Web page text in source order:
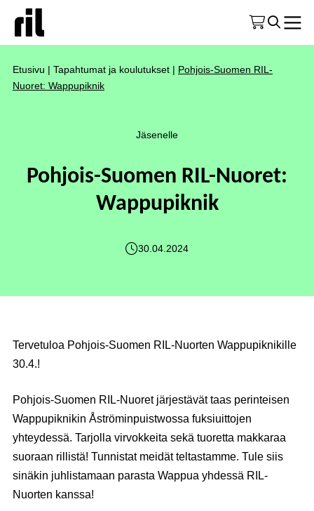
Etusivu | Tapahtumat ja koulutukset | Pohjois-Suomen RIL-
Nuoret: Wappupiknik
Jäsenelle
Pohjois-Suomen RIL-Nuoret:
Wappupiknik
30.04.2024
Tervetuloa Pohjois-Suomen RIL-Nuorten Wappupiknikille
30.4.!
Pohjois-Suomen RIL-Nuoret järjestävät taas perinteisen
Wappupiknikin Åströminpuistwossa fuksiuittojen
yhteydessä. Tarjolla virvokkeita sekä tuoretta makkaraa
suoraan rillistä! Tunnistat meidät teltastamme. Tule siis
sinäkin juhlistamaan parasta Wappua yhdessä RIL-
Nuorten kanssa!